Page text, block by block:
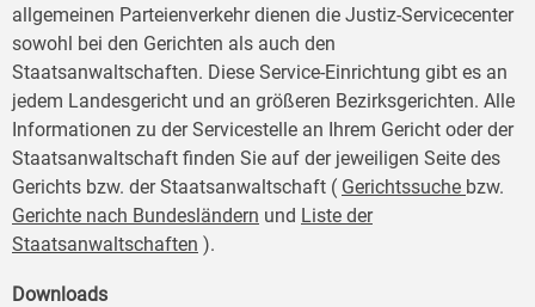
allgemeinen Parteienverkehr dienen die Justiz-Servicecenter
sowohl bei den Gerichten als auch den
Staatsanwaltschaften. Diese Service-Einrichtung gibt es an
jedem Landesgericht und an größeren Bezirksgerichten. Alle
Informationen zu der Servicestelle an Ihrem Gericht oder der
Staatsanwaltschaft finden Sie auf der jeweiligen Seite des
Gerichts bzw. der Staatsanwaltschaft ( Gerichtssuche bzw.
Gerichte nach Bundesländern und Liste der
Staatsanwaltschaften ).
Downloads